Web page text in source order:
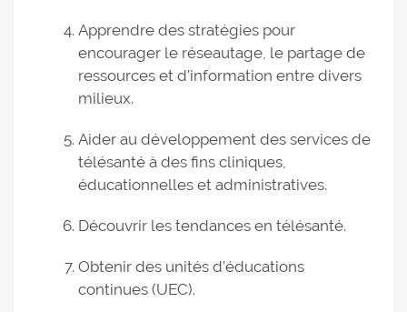
Apprendre des stratégies pour
encourager le réseautage, le partage de
ressources et d’information entre divers
milieux.
Aider au développement des services de
télésanté à des fins cliniques,
éducationnelles et administratives.
Découvrir les tendances en télésanté.
Obtenir des unités d’éducations
continues (UEC).